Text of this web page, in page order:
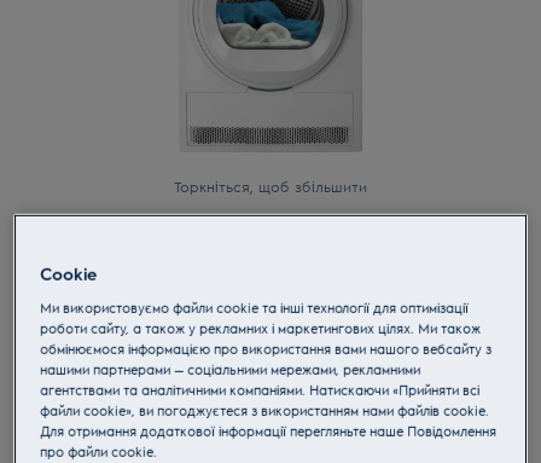
Торкніться, щоб збільшити
EW6D283YU
600 GentleCare Сушильна машина
з тепловим насосом
5 (2)
EU керівництво
Переваги
Cookie
Ми використовуємо файли cookie та інші технології для оптимізації
роботи сайту, а також у рекламних і маркетингових цілях. Ми також
обмінюємося інформацією про використання вами нашого вебсайту з
нашими партнерами — соціальними мережами, рекламними
агентствами та аналітичними компаніями. Натискаючи «Прийняти всі
файли cookie», ви погоджуєтеся з використанням нами файлів cookie.
Для отримання додаткової інформації перегляньте наше Пoвідомлення
прo файли cookie.